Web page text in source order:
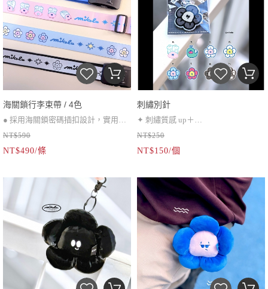
海關鎖行李束帶 / 4色
● 採用海關鎖密碼插扣設計，實用又
安全
● 彩色款有胖皮、阿蟲、小花三種
力不同可能造成表面略有皺摺感，
屬正常現象，不影響密合度與使用，
膠條牢固不易脫落。）
NT$590
NT$490/條
刺繡別針
✦ 刺繡質感 up＋
✦ 安全鎖別針不易脫落
（為使別針固定，背面會有些許溢
NT$250
NT$150/個